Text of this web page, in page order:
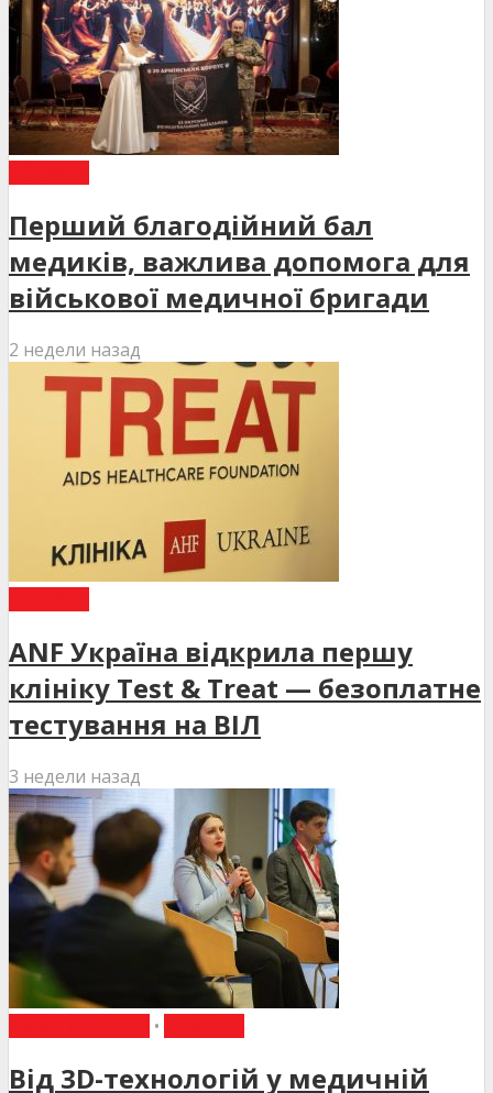
Перший благодійний бал
медиків, важлива допомога для
військової медичної бригади
2 недели назад
ANF Україна відкрила першу
клініку Test & Treat — безоплатне
тестування на ВІЛ
3 недели назад
•
Від 3D-технологій у медичній